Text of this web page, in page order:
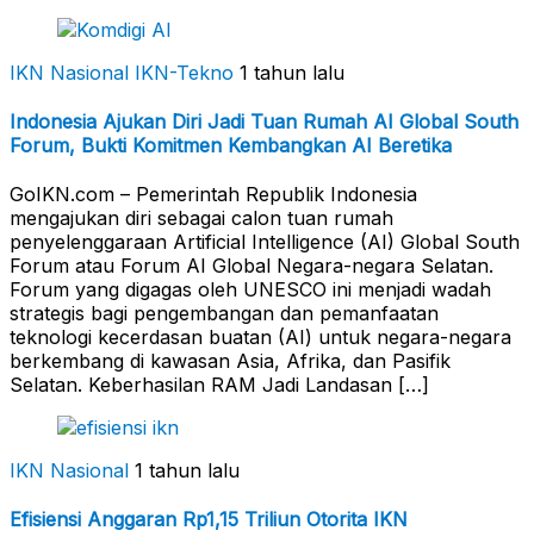
IKN Nasional IKN-Tekno 1 tahun lalu
Indonesia Ajukan Diri Jadi Tuan Rumah AI Global South
Forum, Bukti Komitmen Kembangkan AI Beretika
GoIKN.com – Pemerintah Republik Indonesia
mengajukan diri sebagai calon tuan rumah
penyelenggaraan Artificial Intelligence (AI) Global South
Forum atau Forum AI Global Negara-negara Selatan.
Forum yang digagas oleh UNESCO ini menjadi wadah
strategis bagi pengembangan dan pemanfaatan
teknologi kecerdasan buatan (AI) untuk negara-negara
berkembang di kawasan Asia, Afrika, dan Pasifik
Selatan. Keberhasilan RAM Jadi Landasan […]
IKN Nasional 1 tahun lalu
Efisiensi Anggaran Rp1,15 Triliun Otorita IKN